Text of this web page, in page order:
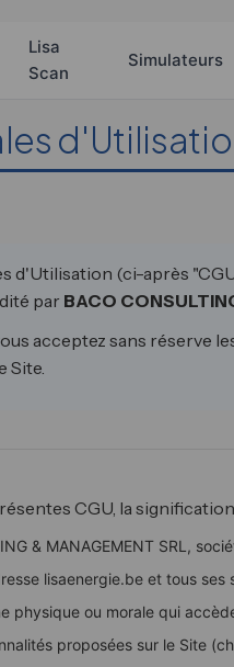
Lisa
Scan
Simulateurs
d'Utilisation (ci-après
par BACO
acceptez sans réserve
Site.
CGU, la
& MANAGEMENT SRL,
lisaenergie.be et tous ses
physique ou morale qui
proposées sur le Site